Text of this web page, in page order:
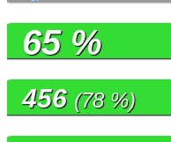
65 %
456 (78 %)